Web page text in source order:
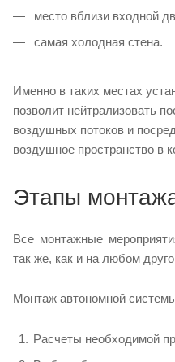
место вблизи входной
самая холодная стена.
Именно в таких местах
позволит нейтрализовать
воздушных потоков и
воздушное пространство в
Этапы
Все монтажные
так же, как и на любом
Монтаж автономной
Расчеты необходимой